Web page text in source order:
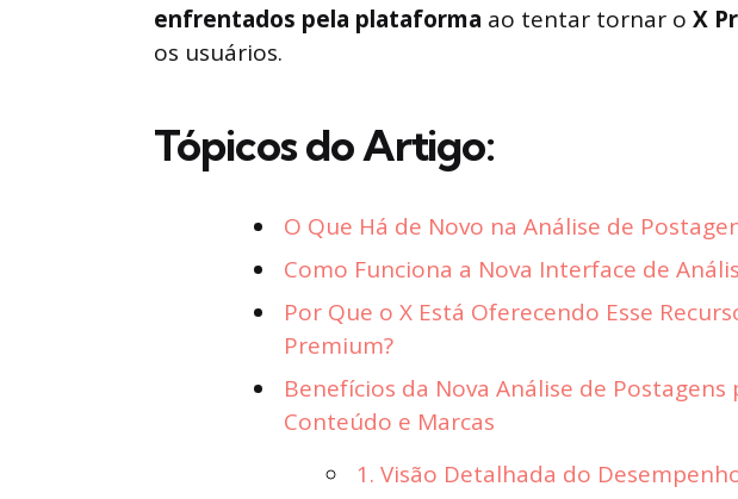
enfrentados pela plataforma ao tentar tornar o X
os usuários.
Tópicos do Artigo:
O Que Há de Novo na Análise de
Como Funciona a Nova Interface de
Por Que o X Está Oferecendo Esse
Premium?
Benefícios da Nova Análise de Postagens
Conteúdo e Marcas
1. Visão Detalhada do